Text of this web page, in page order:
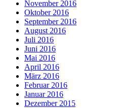
November 2016
Oktober 2016
September 2016
August 2016
Juli 2016
Juni 2016
Mai 2016
April 2016
März 2016
Februar 2016
Januar 2016
Dezember 2015